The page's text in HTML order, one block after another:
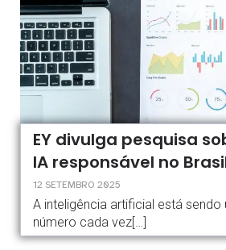
EY divulga pesquisa
IA responsável no
12 SETEMBRO 2025
A inteligência artificial está sendo
número cada vez[…]